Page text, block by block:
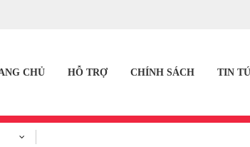
CHỦ HỖ TRỢ CHÍNH SÁCH TIN